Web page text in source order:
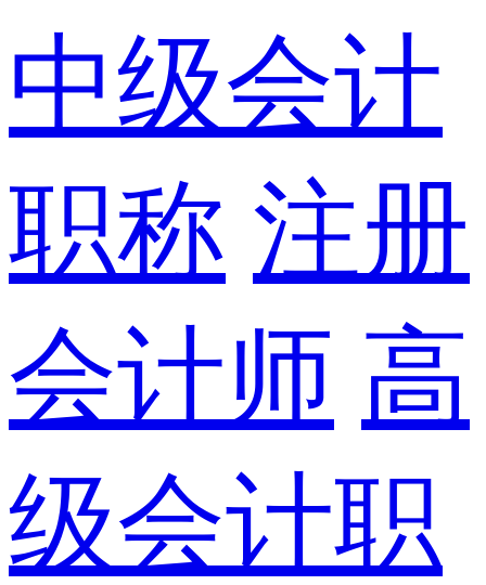
中级会计
职称 注册
会计师 高
级会计职